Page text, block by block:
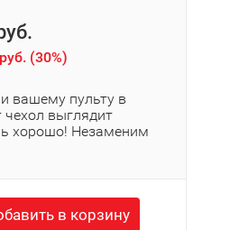
(30%)
вашему пульту в
чехол выглядит
хорошо! Незаменим
в корзину